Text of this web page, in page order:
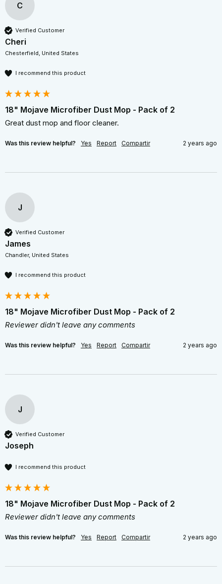
C
Verified Customer
Cheri
Chesterfield, United States
I recommend this product
18" Mojave Microfiber Dust Mop - Pack of 2
Great dust mop and floor cleaner.
Was this review helpful? Yes Report Compartir 2 years ago
J
Verified Customer
James
Chandler, United States
I recommend this product
18" Mojave Microfiber Dust Mop - Pack of 2
Reviewer didn't leave any comments
Was this review helpful? Yes Report Compartir 2 years ago
J
Verified Customer
Joseph
I recommend this product
18" Mojave Microfiber Dust Mop - Pack of 2
Reviewer didn't leave any comments
Was this review helpful? Yes Report Compartir 2 years ago